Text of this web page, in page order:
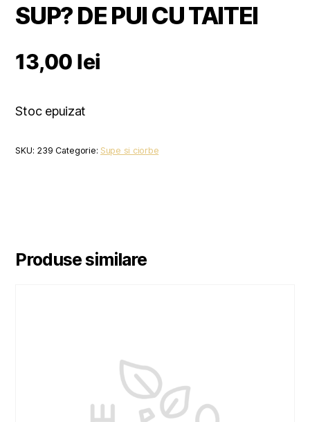
SUP? DE PUI CU TAITEI
13,00 lei
Stoc epuizat
SKU: 239 Categorie: Supe si ciorbe
Produse similare